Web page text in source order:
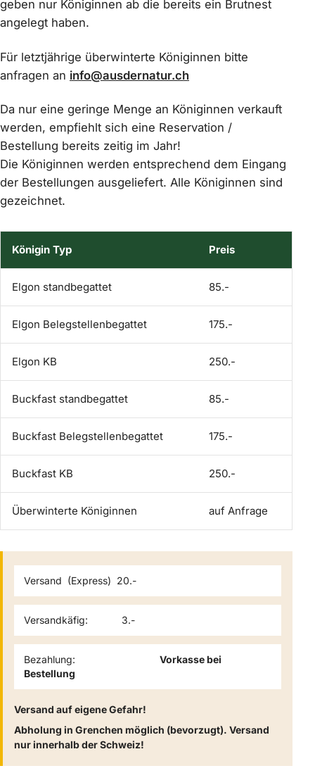
geben nur Königinnen ab die bereits ein Brutnest
angelegt haben.
Für letztjährige überwinterte Königinnen bitte
anfragen an info@ausdernatur.ch
Da nur eine geringe Menge an Königinnen verkauft
werden, empfiehlt sich eine Reservation /
Bestellung bereits zeitig im Jahr!
Die Königinnen werden entsprechend dem Eingang
der Bestellungen ausgeliefert. Alle Königinnen sind
gezeichnet.
Königin Typ Preis
Elgon standbegattet 85.-
Elgon Belegstellenbegattet 175.-
Elgon KB 250.-
Buckfast standbegattet 85.-
Buckfast Belegstellenbegattet 175.-
Buckfast KB 250.-
Überwinterte Königinnen auf Anfrage
Versand (Express) 20.-
Versandkäfig: 3.-
Bezahlung: Vorkasse bei
Bestellung
Versand auf eigene Gefahr!
Abholung in Grenchen möglich (bevorzugt). Versand
nur innerhalb der Schweiz!